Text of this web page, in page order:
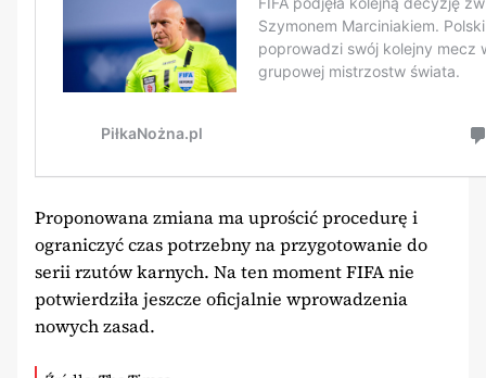
Proponowana zmiana ma uprościć procedurę i
ograniczyć czas potrzebny na przygotowanie do
serii rzutów karnych. Na ten moment FIFA nie
potwierdziła jeszcze oficjalnie wprowadzenia
nowych zasad.